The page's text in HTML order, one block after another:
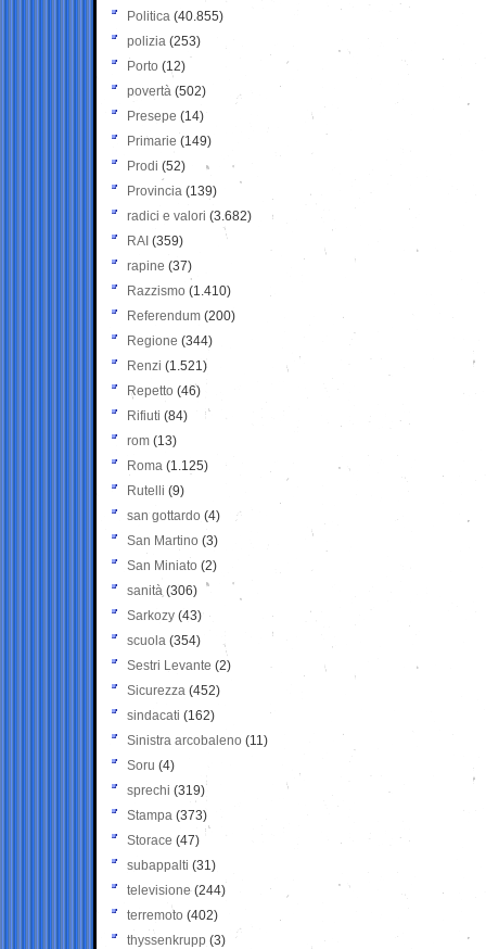
Politica (40.855)
polizia (253)
Porto (12)
povertà (502)
Presepe (14)
Primarie (149)
Prodi (52)
Provincia (139)
radici e valori (3.682)
RAI (359)
rapine (37)
Razzismo (1.410)
Referendum (200)
Regione (344)
Renzi (1.521)
Repetto (46)
Rifiuti (84)
rom (13)
Roma (1.125)
Rutelli (9)
san gottardo (4)
San Martino (3)
San Miniato (2)
sanità (306)
Sarkozy (43)
scuola (354)
Sestri Levante (2)
Sicurezza (452)
sindacati (162)
Sinistra arcobaleno (11)
Soru (4)
sprechi (319)
Stampa (373)
Storace (47)
subappalti (31)
televisione(244)
terremoto (402)
thyssenkrupp (3)